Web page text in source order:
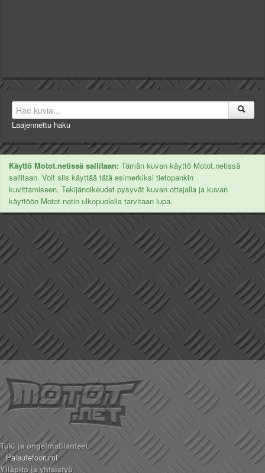
Laajennettu haku
Käyttö Motot.netissä sallitaan: Tämän kuvan käyttö Motot.netissä
sallitaan. Voit siis käyttää tätä esimerkiksi tietopankin
kuvittamiseen. Tekijänoikeudet pysyvät kuvan ottajalla ja kuvan
käyttöön Motot.netin ulkopuolella tarvitaan lupa.
Tuki ja ongelmatilanteet
Palautefoorumi
Ylläpito ja yhteistyö